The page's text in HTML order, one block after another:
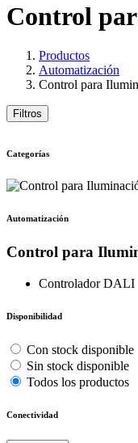
Control
Productos
Automatización
Control para
Filtros
Categorías
Automatización
Control para
Controlador DALI
Disponibilidad
Con stock disponible
Sin stock disponible
Todos los productos
Conectividad